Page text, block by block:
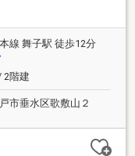
線 舞子駅 徒歩12分
2階建
市垂水区歌敷山２